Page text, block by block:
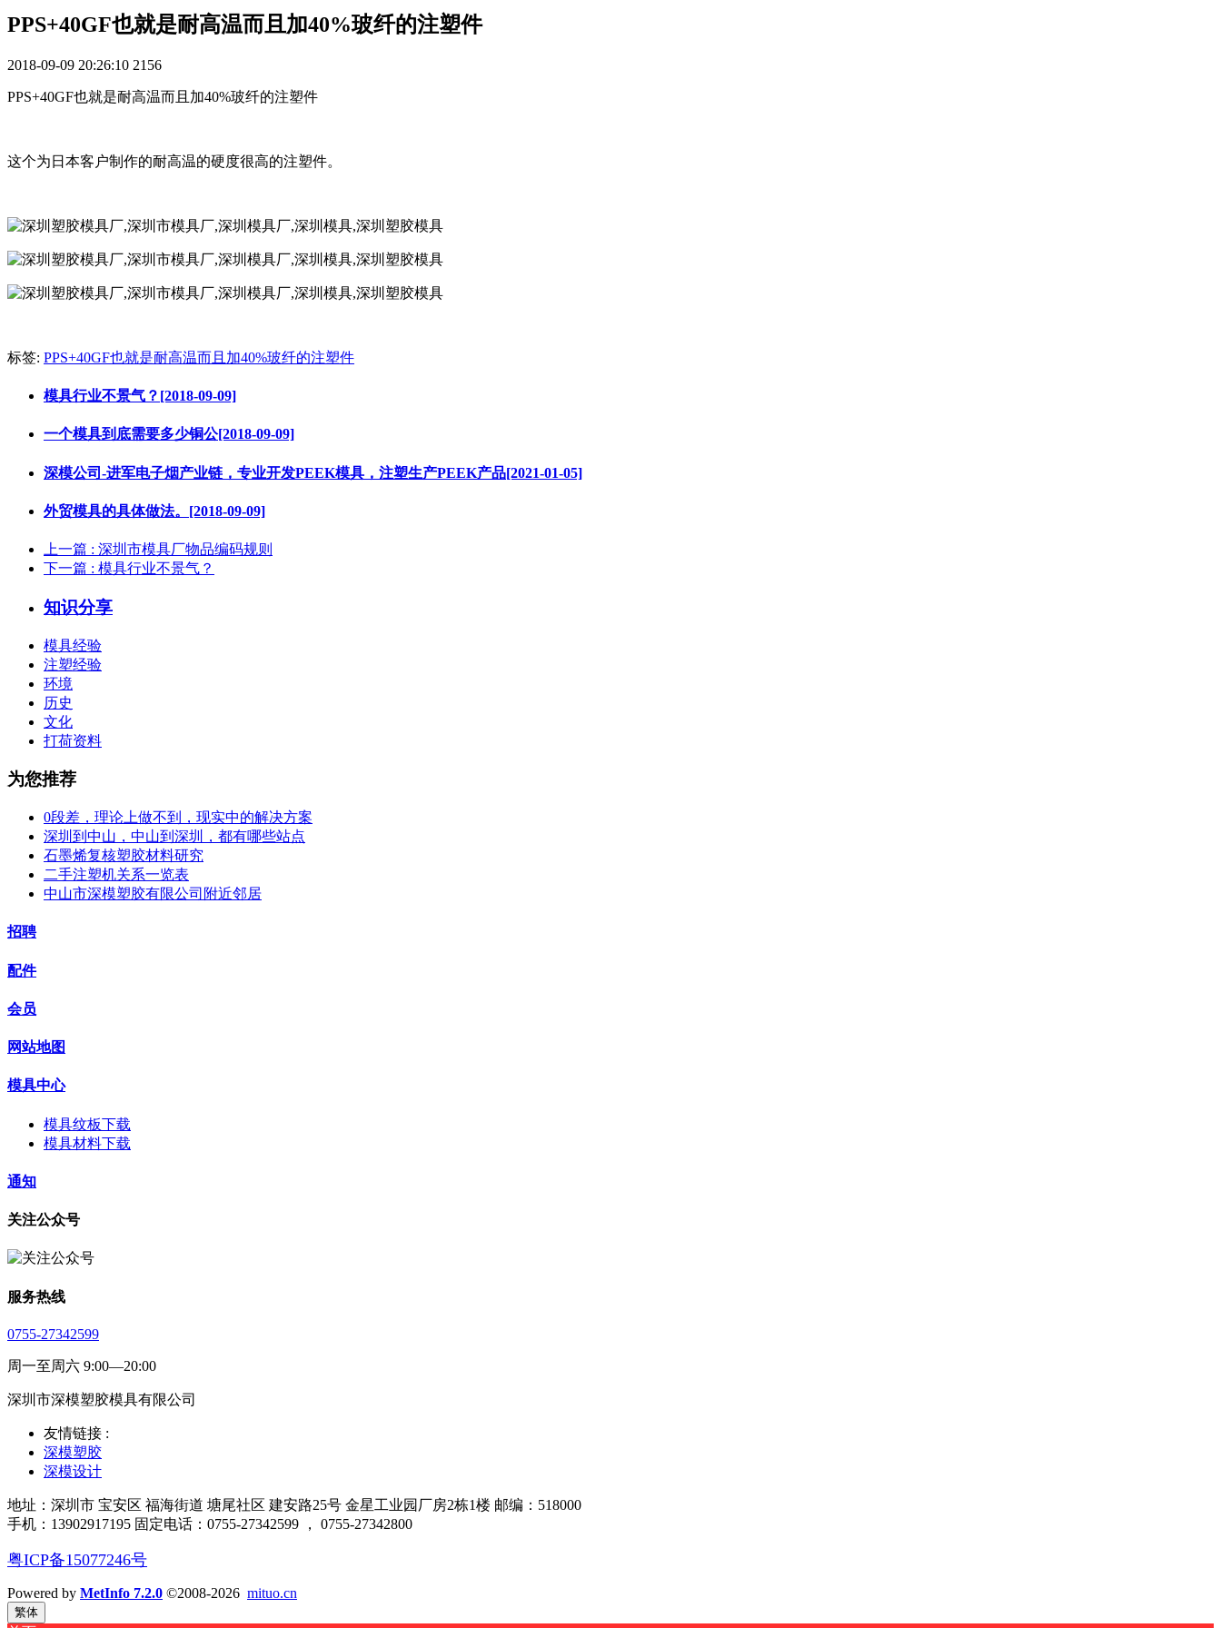
PPS+40GF也就是耐高温而且加40%玻纤的注塑件
2018-09-09 20:26:10 2156
PPS+40GF也就是耐高温而且加40%玻纤的注塑件
这个为日本客户制作的耐高温的硬度很高的注塑件。
标签: PPS+40GF也就是耐高温而且加40%玻纤的注塑件
模具行业不景气？[2018-09-09]
一个模具到底需要多少铜公[2018-09-09]
深模公司-进军电子烟产业链，专业开发PEEK模具，注塑生产PEEK产品[2021-01-05]
外贸模具的具体做法。[2018-09-09]
上一篇 : 深圳市模具厂物品编码规则
下一篇 : 模具行业不景气？
知识分享
模具经验
注塑经验
环境
历史
文化
打荷资料
为您推荐
0段差，理论上做不到，现实中的解决方案
深圳到中山，中山到深圳，都有哪些站点
石墨烯复核塑胶材料研究
二手注塑机关系一览表
中山市深模塑胶有限公司附近邻居
招聘
配件
会员
网站地图
模具中心
模具纹板下载
模具材料下载
通知
关注公众号
服务热线
0755-27342599
周一至周六 9:00—20:00
深圳市深模塑胶模具有限公司
友情链接 :
深模塑胶
深模设计
地址：深圳市 宝安区 福海街道 塘尾社区 建安路25号 金星工业园厂房2栋1楼 邮编：518000
手机：13902917195 固定电话：0755-27342599 ， 0755-27342800
粤ICP备15077246号
Powered by MetInfo 7.2.0 ©2008-2026 mituo.cn
繁体